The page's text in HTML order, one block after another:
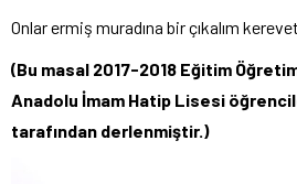
Onlar ermiş muradına bir çıkalım
(Bu masal 2017-2018 Eğitim Öğretim
Anadolu İmam Hatip Lisesi
tarafından derlenmiştir.)